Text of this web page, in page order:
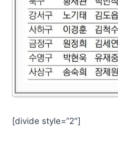
[divide style=”2″]